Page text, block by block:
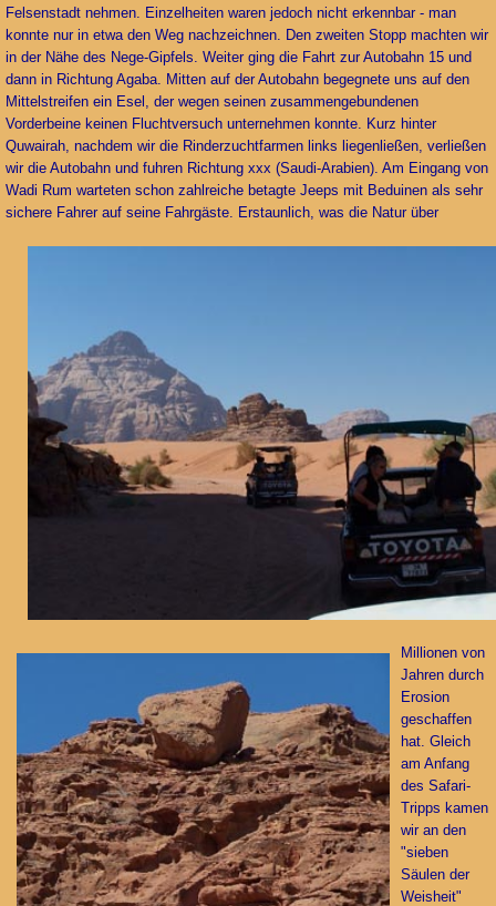
Felsenstadt nehmen. Einzelheiten waren jedoch nicht erkennbar - man
konnte nur in etwa den Weg nachzeichnen. Den zweiten Stopp machten wir
in der Nähe des Nege-Gipfels. Weiter ging die Fahrt zur Autobahn 15 und
dann in Richtung Agaba. Mitten auf der Autobahn begegnete uns auf den
Mittelstreifen ein Esel, der wegen seinen zusammengebundenen
Vorderbeine keinen Fluchtversuch unternehmen konnte. Kurz hinter
Quwairah, nachdem wir die Rinderzuchtfarmen links liegenließen, verließen
wir die Autobahn und fuhren Richtung xxx (Saudi-Arabien). Am Eingang von
Wadi Rum warteten schon zahlreiche betagte Jeeps mit Beduinen als sehr
sichere Fahrer auf seine Fahrgäste. Erstaunlich, was die Natur über
Millionen von
Jahren durch
Erosion
geschaffen
hat. Gleich
am Anfang
des Safari-
Tripps kamen
wir an den
"sieben
Säulen der
Weisheit"